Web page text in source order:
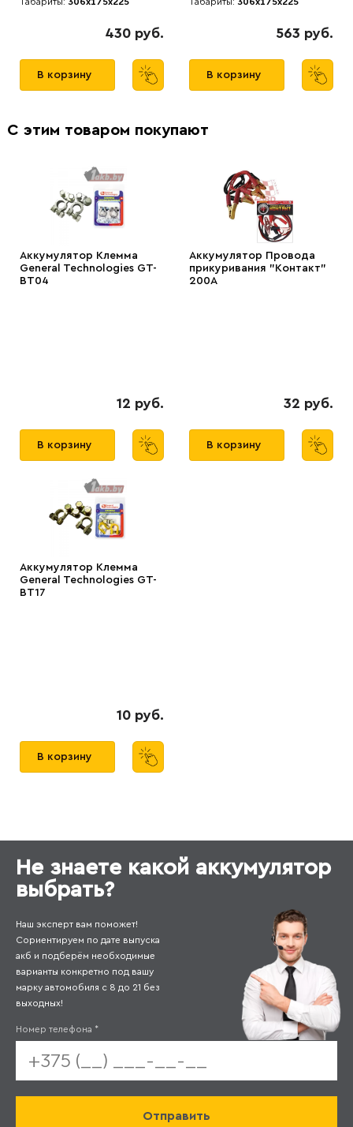
430 руб.
В корзину
563 руб.
В корзину
С этим товаром покупают
Аккумулятор Клемма
General Technologies GT-
BT04
12 руб.
В корзину
Аккумулятор Провода
прикуривания "Контакт"
200А
32 руб.
В корзину
Аккумулятор Клемма
General Technologies GT-
BT17
10 руб.
В корзину
Не знаете какой аккумулятор
выбрать?
Наш эксперт вам поможет!
Сориентируем по дате выпуска
акб и подберём необходимые
варианты конкретно под вашу
марку автомобиля с 8 до 21 без
выходных!
Номер телефона *